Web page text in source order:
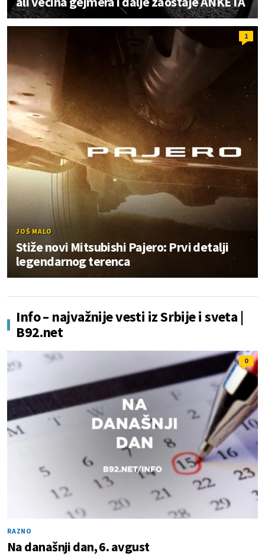
1
JOŠ MALO
Stiže novi Mitsubishi Pajero: Prvi detalji
legendarnog terenca
Info – najvažnije vesti iz Srbije i sveta |
B92.net
0
RAZNO
Na današnji dan, 6. avgust